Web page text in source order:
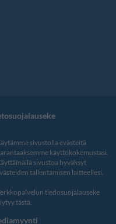
sivustolla evästeitä
käyttökokemustasi.
sivustoa hyväksyt
tallentamisen laitteellesi.
tiedosuojalauseke
tästä.